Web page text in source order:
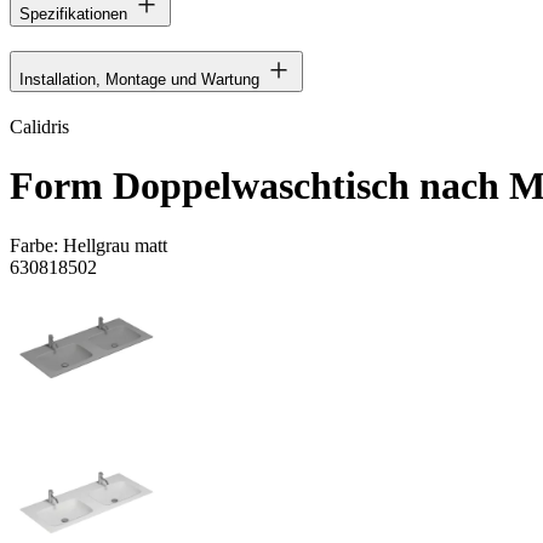
Spezifikationen
Installation, Montage und Wartung
Calidris
Form Doppelwaschtisch nach
Farbe: Hellgrau matt
630818502